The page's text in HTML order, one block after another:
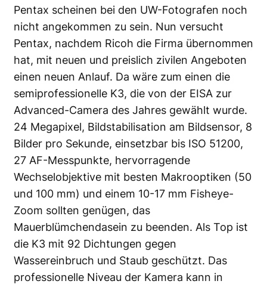
Pentax scheinen bei den UW-Fotografen noch
nicht angekommen zu sein. Nun versucht
Pentax, nachdem Ricoh die Firma übernommen
hat, mit neuen und preislich zivilen Angeboten
einen neuen Anlauf. Da wäre zum einen die
semiprofessionelle K3, die von der EISA zur
Advanced-Camera des Jahres gewählt wurde.
24 Megapixel, Bildstabilisation am Bildsensor, 8
Bilder pro Sekunde, einsetzbar bis ISO 51200,
27 AF-Messpunkte, hervorragende
Wechselobjektive mit besten Makrooptiken (50
und 100 mm) und einem 10-17 mm Fisheye-
Zoom sollten genügen, das
Mauerblümchendasein zu beenden. Als Top ist
die K3 mit 92 Dichtungen gegen
Wassereinbruch und Staub geschützt. Das
professionelle Niveau der Kamera kann in